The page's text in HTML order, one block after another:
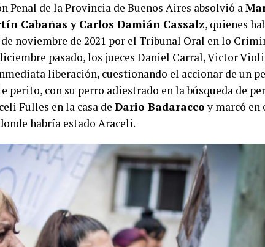
Penal de la Provincia de Buenos Aires absolvió a
Cabañas y Carlos Damián Cassalz, quienes
noviembre de 2021 por el Tribunal Oral en lo
pasado, los jueces Daniel Carral, Victor
liberación, cuestionando el accionar de un
perito, con su perro adiestrado en la búsqueda de
Fulles en la casa de Dario Badaraccoy marcó en
habría estado Araceli.